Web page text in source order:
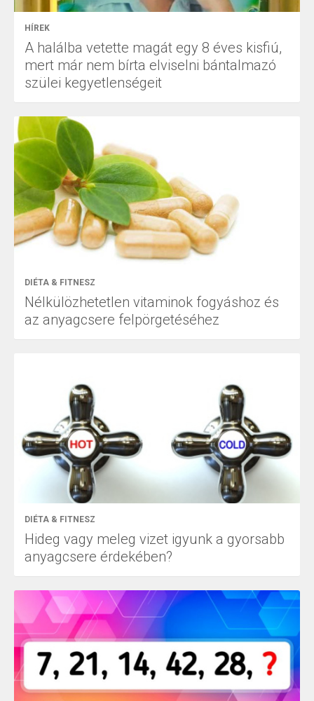
HÍREK
A halálba vetette magát egy 8 éves kisfiú,
mert már nem bírta elviselni bántalmazó
szülei kegyetlenségeit
DIÉTA & FITNESZ
Nélkülözhetetlen vitaminok fogyáshoz és
az anyagcsere felpörgetéséhez
DIÉTA & FITNESZ
Hideg vagy meleg vizet igyunk a gyorsabb
anyagcsere érdekében?